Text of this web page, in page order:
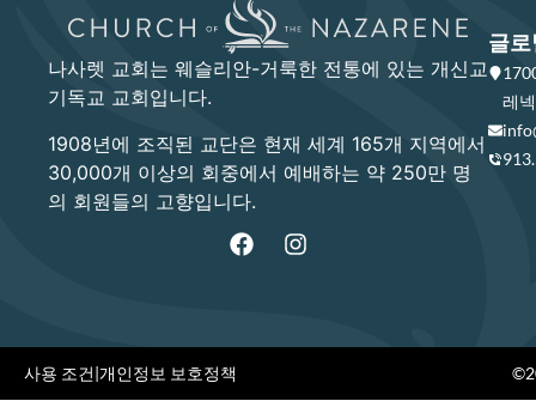
나사렛 교회는 웨슬리안-거룩한 전통에 있는 개신교
기독교 교회입니다.
1908년에 조직된 교단은 현재 세계 165개 지역에서
30,000개 이상의 회중에서 예배하는 약 250만 명
의 회원들의 고향입니다.
글로
레
사용 조건|개인정보 보호정책